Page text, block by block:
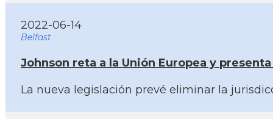
2022-06-14
Belfast
Johnson reta a la Unión Europea y
La nueva legislación prevé eliminar la